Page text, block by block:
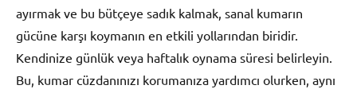
ayırmak ve bu bütçeye sadık kalmak, sanal kumarın
gücüne karşı koymanın en etkili yollarından biridir.
Kendinize günlük veya haftalık oynama süresi belirleyin.
Bu, kumar cüzdanınızı korumanıza yardımcı olurken, aynı